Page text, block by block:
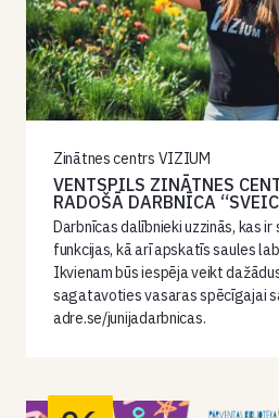
Zinātnes centrs VIZIUM
VENTSPILS ZINĀTNES
RADOŠĀ DARBNĪCA
Darbnīcas dalībnieki uzzinās, kas
funkcijas, kā arī apskatīs saules
Ikvienam būs iespēja veikt
sagatavoties vasaras spēcīgajai
adre.se/junijadarbnicas.